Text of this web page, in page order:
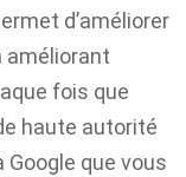
d’améliorer
améliorant
fois que
haute autorité
que vous